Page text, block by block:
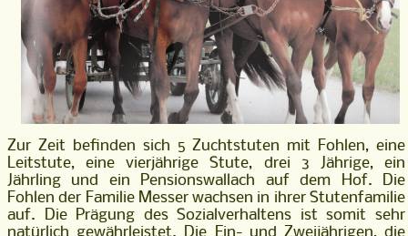
Zur Zeit befinden sich 5 Zuchtstuten mit Fohlen, eine
Leitstute, eine vierjährige Stute, drei 3 Jährige, ein
Jährling und ein Pensionswallach auf dem Hof. Die
Fohlen der Familie Messer wachsen in ihrer Stutenfamilie
auf. Die Prägung des Sozialverhaltens ist somit sehr
natürlich gewährleistet. Die Ein- und Zweijährigen, die